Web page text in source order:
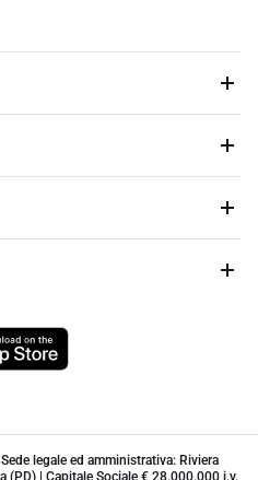
legale ed amministrativa: Riviera
(PD) | Capitale Sociale € 28.000.000 i.v.